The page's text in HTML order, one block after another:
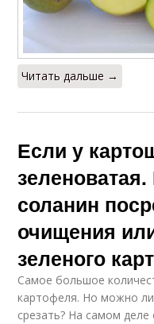
Читать дальше →
Если у
соланин
очищения
зеленого
Самое большое
картофеля. Но можно
срезать? На самом